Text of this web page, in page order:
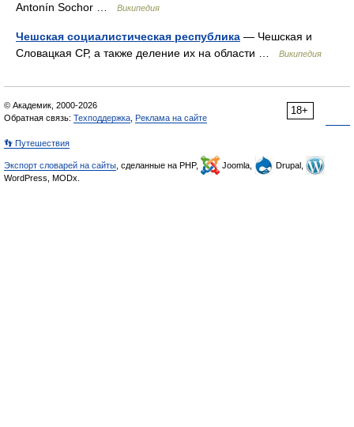
Antonín Sochor …
Википедия
Чешская социалистическая республика — Чешская и
Словацкая СР, а также деление их на области …
Википедия
18+
© Академик, 2000-2026
Обратная связь: Техподдержка Реклама на сайте
👣 Путешествия
Экспорт словарей на сайты , сделанные на PHP, Joomla,
Drupal,
WordPress, MODx.